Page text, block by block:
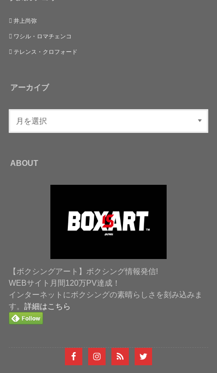
井上尚弥
ワシル・ロマチェンコ
テレンス・クロフォード
アーカイブ
ABOUT
【ボクシングアート】ボクシング情報発信!
WEBサイト月間120万PV達成！
インターネットにボクシングの素晴らしさを刻み込みま
す。 詳細はこちら